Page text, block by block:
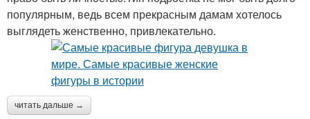
популярным, ведь всем прекрасным дамам хотелось
выглядеть женственно, привлекательно.
читать дальше →